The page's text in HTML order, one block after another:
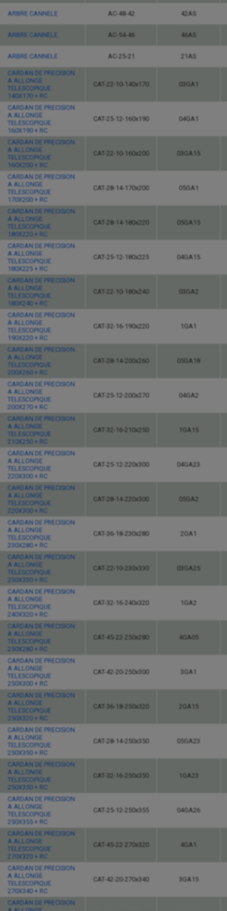
ARBRE CANNELE AC-48-42 42AS
ARBRE CANNELE AC-54-46 46AS
ARBRE CANNELE AC-25-21 21AS
CARDAN DE PRECISION
A ALLONGE
TELESCOPIQUE
140X170 + RC
CAT-22-10-140x170 03GA1
CARDAN DE PRECISION
A ALLONGE
TELESCOPIQUE
160X190 + RC
CAT-25-12-160x190 04GA1
CARDAN DE PRECISION
A ALLONGE
TELESCOPIQUE
160X200 + RC
CAT-22-10-160x200 03GA15
CARDAN DE PRECISION
A ALLONGE
TELESCOPIQUE
170X200 + RC
CAT-28-14-170x200 05GA1
CARDAN DE PRECISION
A ALLONGE
TELESCOPIQUE
180X220 + RC
CAT-28-14-180x220 05GA15
CARDAN DE PRECISION
A ALLONGE
TELESCOPIQUE
180X225 + RC
CAT-25-12-180x225 04GA15
CARDAN DE PRECISION
A ALLONGE
TELESCOPIQUE
180X240 + RC
CAT-22-10-180x240 03GA2
CARDAN DE PRECISION
A ALLONGE
TELESCOPIQUE
190X220 + RC
CAT-32-16-190x220 1GA1
CARDAN DE PRECISION
A ALLONGE
TELESCOPIQUE
200X260 + RC
CAT-28-14-200x260 05GA18
CARDAN DE PRECISION
A ALLONGE
TELESCOPIQUE
200X270 + RC
CAT-25-12-200x270 04GA2
CARDAN DE PRECISION
A ALLONGE
TELESCOPIQUE
210X250 + RC
CAT-32-16-210x250 1GA15
CARDAN DE PRECISION
A ALLONGE
TELESCOPIQUE
220X300 + RC
CAT-25-12-220x300 04GA23
CARDAN DE PRECISION
A ALLONGE
TELESCOPIQUE
220X300 + RC
CAT-28-14-220x300 05GA2
CARDAN DE PRECISION
A ALLONGE
TELESCOPIQUE
230X280 + RC
CAT-36-18-230x280 2GA1
CARDAN DE PRECISION
A ALLONGE
TELESCOPIQUE
230X330 + RC
CAT-22-10-230x330 03GA25
CARDAN DE PRECISION
A ALLONGE
TELESCOPIQUE
240X320 + RC
CAT-32-16-240x320 1GA2
CARDAN DE PRECISION
A ALLONGE
TELESCOPIQUE
250X280 + RC
CAT-45-22-250x280 4GA05
CARDAN DE PRECISION
A ALLONGE
TELESCOPIQUE
250X300 + RC
CAT-42-20-250x300 3GA1
CARDAN DE PRECISION
A ALLONGE
TELESCOPIQUE
250X320 + RC
CAT-36-18-250x320 2GA15
CARDAN DE PRECISION
A ALLONGE
TELESCOPIQUE
250X350 + RC
CAT-28-14-250x350 05GA23
CARDAN DE PRECISION
A ALLONGE
TELESCOPIQUE
250X350 + RC
CAT-32-16-250x350 1GA23
CARDAN DE PRECISION
A ALLONGE
TELESCOPIQUE
250X355 + RC
CAT-25-12-250x355 04GA26
CARDAN DE PRECISION
A ALLONGE
TELESCOPIQUE
270X320 + RC
CAT-45-22-270x320 4GA1
CARDAN DE PRECISION
A ALLONGE
TELESCOPIQUE
270X340 + RC
CAT-42-20-270x340 3GA15
CARDAN DE PRECISION